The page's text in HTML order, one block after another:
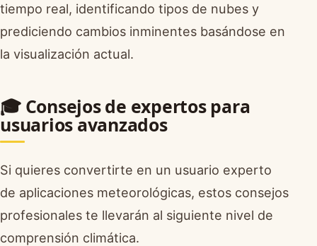
tiempo real, identificando tipos de nubes y
prediciendo cambios inminentes basándose en
la visualización actual.
🎓 Consejos de expertos para
usuarios avanzados
Si quieres convertirte en un usuario experto
de aplicaciones meteorológicas, estos consejos
profesionales te llevarán al siguiente nivel de
comprensión climática.